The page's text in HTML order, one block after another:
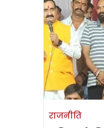
राजनीति